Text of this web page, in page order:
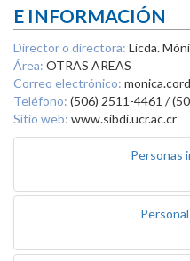
E INFORMACIÓN
Director o directora: Licda.
Área: OTRAS AREAS
Correo electrónico:
Teléfono: (506) 2511-4461 /
Sitio web: www.sibdi.ucr.ac.cr
Personas